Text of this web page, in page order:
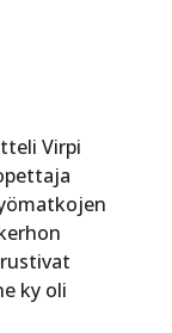
Virpi
ky oli